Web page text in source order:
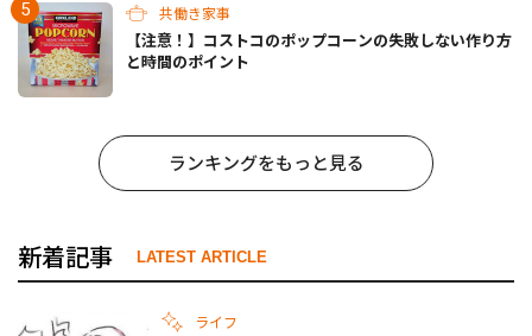
共働き家事
【注意！】コストコのポップコーンの失敗しない作り方
と時間のポイント
ランキングをもっと見る
新着記事 LATEST ARTICLE
ライフ